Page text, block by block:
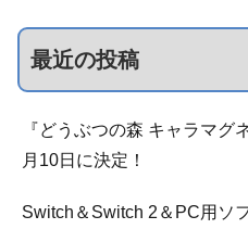
最近の投稿
『どうぶつの森 キャラマ
月10日に決定！
Switch＆Switch 2＆PC用ソ